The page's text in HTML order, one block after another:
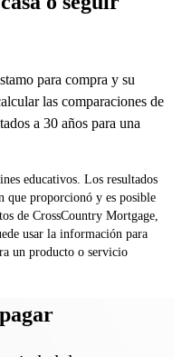
para compra y su
las comparaciones de
a 30 años para una
educativos. Los resultados
que proporcionó y es posible
de CrossCountry Mortgage,
usar la información para
un producto o servicio